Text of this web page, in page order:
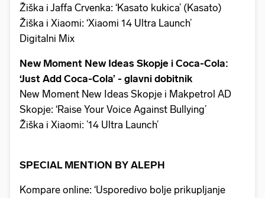
Žiška i Jaffa Crvenka: ‘Kasato kukica’ (Kasato)
Žiška i Xiaomi: ‘Xiaomi 14 Ultra Launch’
Digitalni Mix
New Moment New Ideas Skopje i Coca-Cola:
‘Just Add Coca-Cola’ - glavni dobitnik
New Moment New Ideas Skopje i Makpetrol AD
Skopje: ‘Raise Your Voice Against Bullying’
Žiška i Xiaomi: ’14 Ultra Launch’
SPECIAL MENTION BY ALEPH
Kompare online: ‘Usporedivo bolje prikupljanje